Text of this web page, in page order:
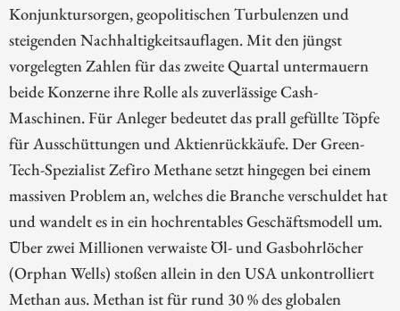
Konjunktursorgen, geopolitischen Turbulenzen und
steigenden Nachhaltigkeitsauflagen. Mit den jüngst
vorgelegten Zahlen für das zweite Quartal untermauern
beide Konzerne ihre Rolle als zuverlässige Cash-
Maschinen. Für Anleger bedeutet das prall gefüllte Töpfe
für Ausschüttungen und Aktienrückkäufe. Der Green-
Tech-Spezialist Zefiro Methane setzt hingegen bei einem
massiven Problem an, welches die Branche verschuldet hat
und wandelt es in ein hochrentables Geschäftsmodell um.
Über zwei Millionen verwaiste Öl- und Gasbohrlöcher
(Orphan Wells) stoßen allein in den USA unkontrolliert
Methan aus. Methan ist für rund 30 % des globalen